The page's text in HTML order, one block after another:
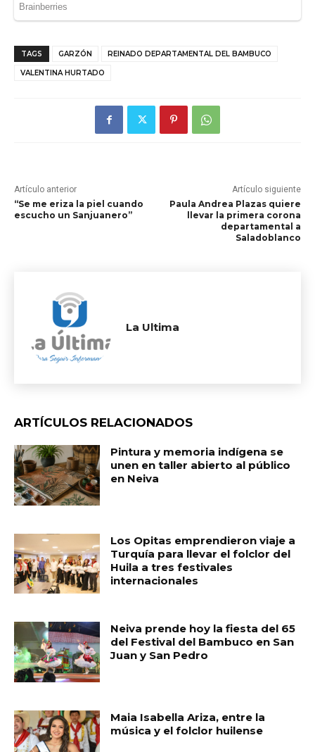
TAGS GARZÓN REINADO DEPARTAMENTAL DEL BAMBUCO
VALENTINA HURTADO
Artículo anterior
“Se me eriza la piel cuando
escucho un Sanjuanero”
Artículo siguiente
Paula Andrea Plazas quiere
llevar la primera corona
departamental a
Saladoblanco
La Ultima
ARTÍCULOS RELACIONADOS
Pintura y memoria indígena se
unen en taller abierto al público
en Neiva
Los Opitas emprendieron viaje a
Turquía para llevar el folclor del
Huila a tres festivales
internacionales
Neiva prende hoy la fiesta del 65
del Festival del Bambuco en San
Juan y San Pedro
Maia Isabella Ariza, entre la
música y el folclor huilense